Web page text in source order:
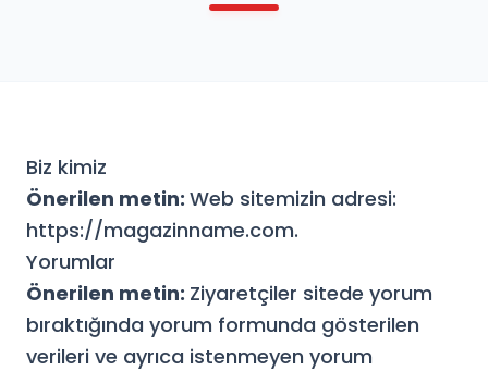
Biz kimiz
Önerilen metin: Web sitemizin adresi:
https://magazinname.com.
Yorumlar
Önerilen metin: Ziyaretçiler sitede yorum
bıraktığında yorum formunda gösterilen
verileri ve ayrıca istenmeyen yorum